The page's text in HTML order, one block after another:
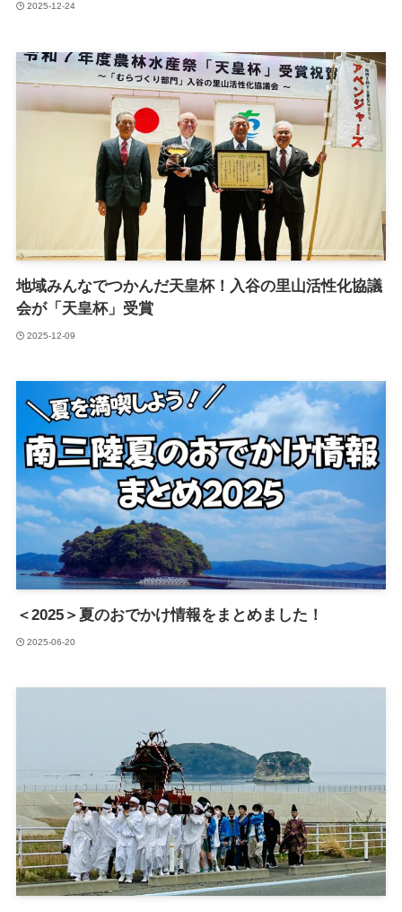
2025-12-24
地域みんなでつかんだ天皇杯！入谷の里山活性化協議
会が「天皇杯」受賞
2025-12-09
＜2025＞夏のおでかけ情報をまとめました！
2025-06-20